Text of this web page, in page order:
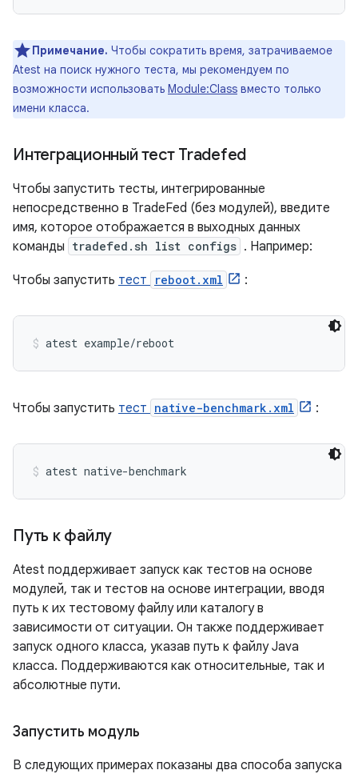
Примечание. Чтобы сократить время, затрачиваемое
Atest на поиск нужного теста, мы рекомендуем по
возможности использовать Module:Class вместо только
имени класса.
Интеграционный тест Tradefed
Чтобы запустить тесты, интегрированные
непосредственно в TradeFed (без модулей), введите
имя, которое отображается в выходных данных
команды tradefed.sh list configs . Например:
Чтобы запустить тест reboot.xml :
atest example/reboot
Чтобы запустить тест native-benchmark.xml :
atest native-benchmark
Путь к файлу
Atest поддерживает запуск как тестов на основе
модулей, так и тестов на основе интеграции, вводя
путь к их тестовому файлу или каталогу в
зависимости от ситуации. Он также поддерживает
запуск одного класса, указав путь к файлу Java
класса. Поддерживаются как относительные, так и
абсолютные пути.
Запустить модуль
В следующих примерах показаны два способа запуска